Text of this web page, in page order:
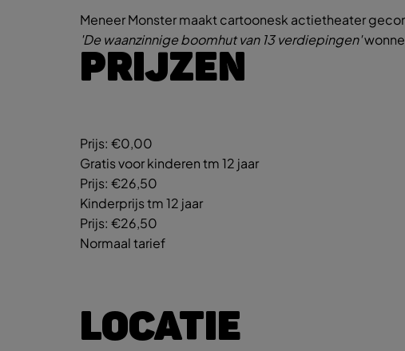
Meneer Monster maakt cartoonesk actietheater
'De waanzinnige boomhut van 13 verdiepingen'
PRIJZEN
Prijs: €0,00
Gratis voor kinderen tm 12 jaar
Prijs: €26,50
Kinderprijs tm 12 jaar
Prijs: €26,50
Normaal tarief
LOCATIE